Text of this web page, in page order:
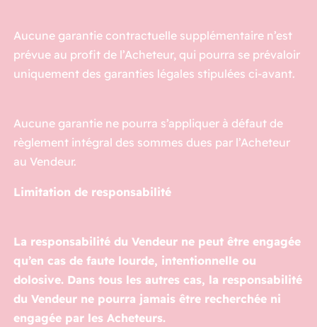
Aucune garantie contractuelle supplémentaire n’est
prévue au profit de l’Acheteur, qui pourra se prévaloir
uniquement des garanties légales stipulées ci-avant.
Aucune garantie ne pourra s’appliquer à défaut de
règlement intégral des sommes dues par l’Acheteur
au Vendeur.
Limitation de responsabilité
La responsabilité du Vendeur ne peut être engagée
qu’en cas de faute lourde, intentionnelle ou
dolosive. Dans tous les autres cas, la responsabilité
du Vendeur ne pourra jamais être recherchée ni
engagée par les Acheteurs.